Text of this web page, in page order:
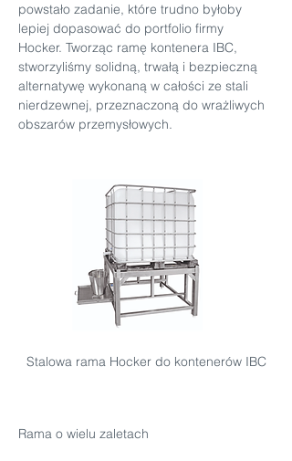
powstało zadanie, które trudno byłoby
lepiej dopasować do portfolio firmy
Hocker. Tworząc ramę kontenera IBC,
stworzyliśmy solidną, trwałą i bezpieczną
alternatywę wykonaną w całości ze stali
nierdzewnej, przeznaczoną do wrażliwych
obszarów przemysłowych.
Stalowa rama Hocker do kontenerów IBC
Rama o wielu zaletach